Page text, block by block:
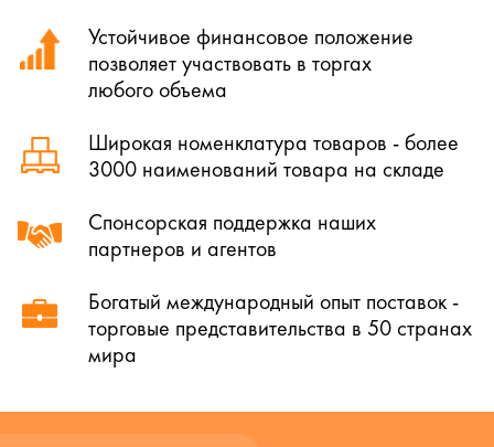
Устойчивое финансовое положение
позволяет участвовать в торгах
любого объема
Широкая номенклатура товаров - более
3000 наименований товара на складе
Спонсорская поддержка наших
партнеров и агентов
Богатый международный опыт поставок -
торговые представительства в 50 странах
мира